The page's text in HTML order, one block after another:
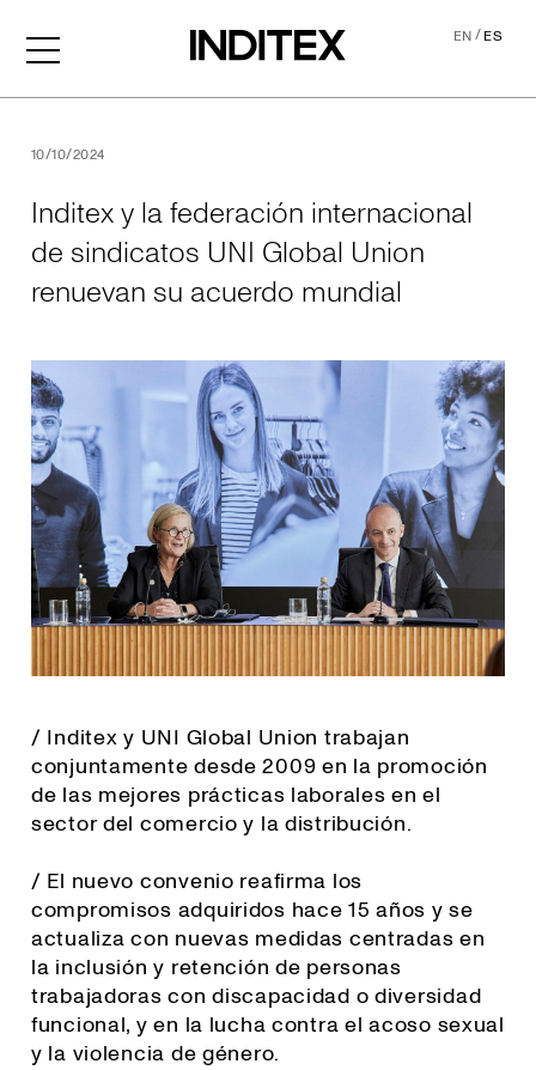
EN/ES
10/10/2024
Inditex y la federación internacional
de sindicatos UNI Global Union
renuevan su acuerdo mundial
/ Inditex y UNI Global Union trabajan
conjuntamente desde 2009 en la promoción
de las mejores prácticas laborales en el
sector del comercio y la distribución.
/ El nuevo convenio reafirma los
compromisos adquiridos hace 15 años y se
actualiza con nuevas medidas centradas en
la inclusión y retención de personas
trabajadoras con discapacidad o diversidad
funcional, y en la lucha contra el acoso sexual
y la violencia de género.